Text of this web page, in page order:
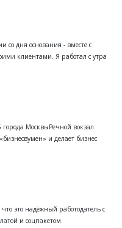
дня основания - вместе с
клиентами. Я работал с утра
МосквыРечной вокзал:
и делает бизнес
это надёжный работодатель с
и соцпакетом.